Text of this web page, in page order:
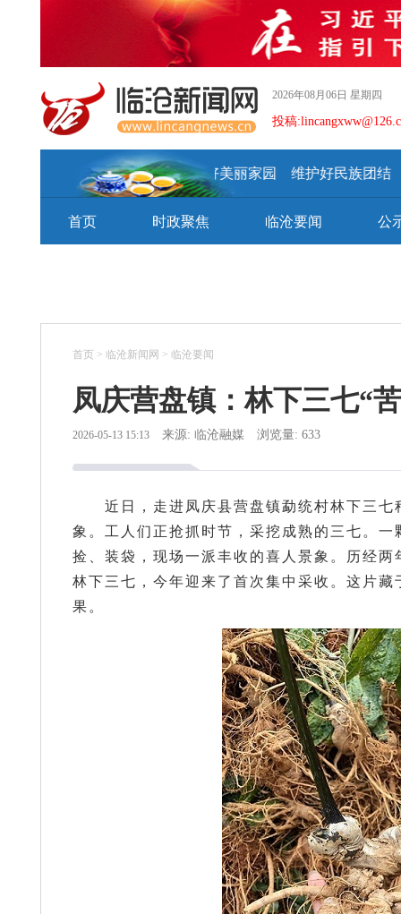
2026年08月06日 星期四
投稿
建设好美丽家园 维护好民族团结
首页 时政聚焦 临沧要闻 公
首页 > 临沧新闻网 > 临沧要闻
凤庆营盘镇：林下三七“
2026-05-13 15:13 来源: 临沧融媒 浏览量: 633
近日，走进凤庆县营盘镇勐统村林下三
象。工人们正抢抓时节，采挖成熟的三七。
捡、装袋，现场一派丰收的喜人景象。历经
林下三七，今年迎来了首次集中采收。这片
果。